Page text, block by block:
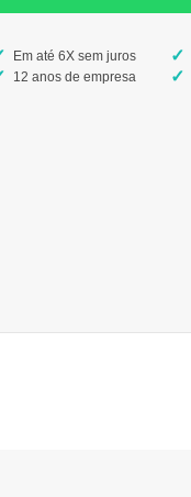
Em até 6X sem juros
12 anos de empresa